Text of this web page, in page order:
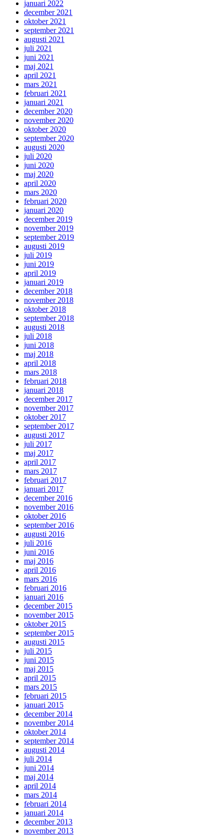
januari 2022
december 2021
oktober 2021
september 2021
augusti 2021
juli 2021
juni 2021
maj 2021
april 2021
mars 2021
februari 2021
januari 2021
december 2020
november 2020
oktober 2020
september 2020
augusti 2020
juli 2020
juni 2020
maj 2020
april 2020
mars 2020
februari 2020
januari 2020
december 2019
november 2019
september 2019
augusti 2019
juli 2019
juni 2019
april 2019
januari 2019
december 2018
november 2018
oktober 2018
september 2018
augusti 2018
juli 2018
juni 2018
maj 2018
april 2018
mars 2018
februari 2018
januari 2018
december 2017
november 2017
oktober 2017
september 2017
augusti 2017
juli 2017
maj 2017
april 2017
mars 2017
februari 2017
januari 2017
december 2016
november 2016
oktober 2016
september 2016
augusti 2016
juli 2016
juni 2016
maj 2016
april 2016
mars 2016
februari 2016
januari 2016
december 2015
november 2015
oktober 2015
september 2015
augusti 2015
juli 2015
juni 2015
maj 2015
april 2015
mars 2015
februari 2015
januari 2015
december 2014
november 2014
oktober 2014
september 2014
augusti 2014
juli 2014
juni 2014
maj 2014
april 2014
mars 2014
februari 2014
januari 2014
december 2013
november 2013